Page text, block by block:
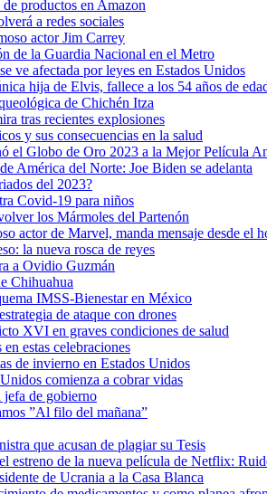
de productos en Amazon
a redes sociales
actor Jim Carrey
de la Guardia Nacional en el Metro
ve afectada por leyes en Estados Unidos
hija de Elvis, fallece a los 54 años de
de Chichén Itza
tras recientes explosiones
y sus consecuencias en la salud
el Globo de Oro 2023 a la Mejor Película
América del Norte: Joe Biden se adelanta
del 2023?
Covid-19 para niños
los Mármoles del Partenón
actor de Marvel, manda mensaje desde el
la nueva rosca de reyes
a Ovidio Guzmán
Chihuahua
IMSS-Bienestar en México
de ataque con drones
XVI en graves condiciones de salud
estas celebraciones
de invierno en Estados Unidos
comienza a cobrar vidas
de gobierno
”Al filo del mañana”
que acusan de plagiar su Tesis
estreno de la nueva película de Netflix:
de Ucrania a la Casa Blanca